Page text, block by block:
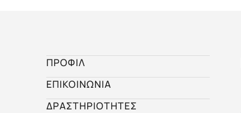
ΠΡΟΦΙΛ
ΕΠΙΚΟΙΝΩΝΙΑ
ΔΡΑΣΤΗΡΙΟΤΗΤΕΣ